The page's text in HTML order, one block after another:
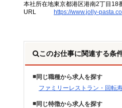
本社所在地東京都港区港南2丁目
URL
https://www.jolly-
このお仕事に関連する条
同じ職種から求人を探す
ファミリーレストラン・回転
同じ特徴から求人を探す